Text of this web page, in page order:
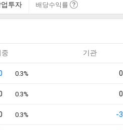
업투자 배당수익률
중 기관
0.3% 0
0.3% 0
0.3% -3